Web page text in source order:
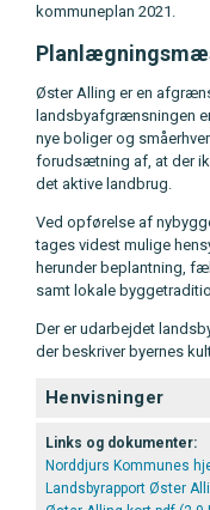
kommuneplan 2021.
Øster Alling er en
landsbyafgrænsningen
nye boliger og
forudsætning af, at der
det aktive landbrug.
Ved opførelse af
tages videst mulige
herunder beplantning,
samt lokale
Der er udarbejdet
der beskriver byernes
Henvisninger
Links og dokumenter:
Norddjurs Kommunes
Landsbyrapport Øster